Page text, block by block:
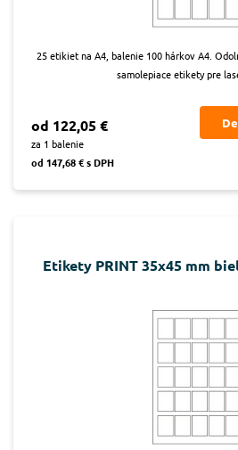
25 etikiet na A4, balenie 100 hárkov A4.
samolepiace etikety pre
od 122,05 €
za 1 balenie
od 147,68 € s DPH
Etikety PRINT 35x45 mm